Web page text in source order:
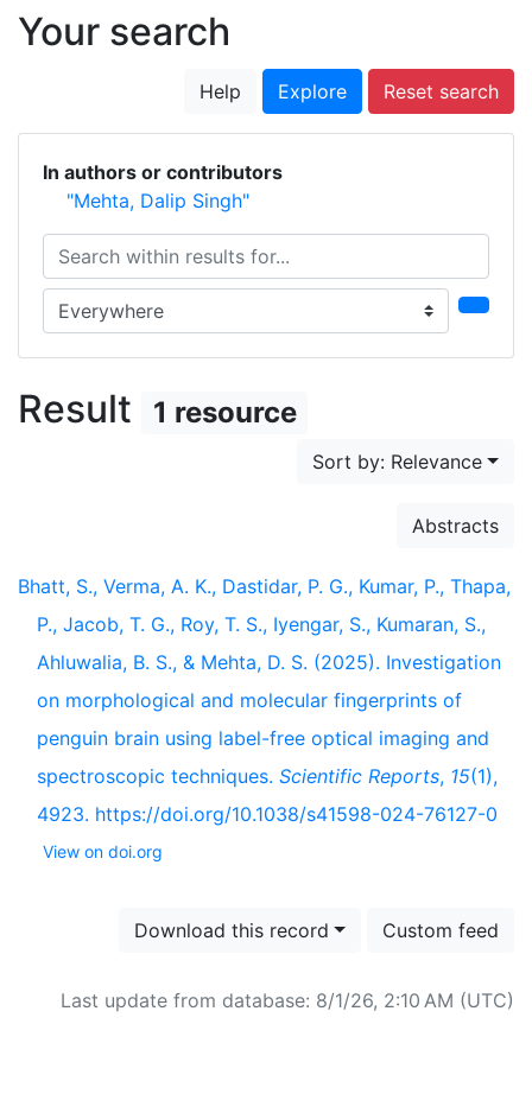
Your search
Help Explore Reset search
In authors or contributors
"Mehta, Dalip Singh"
Search within results for...
Search in...
Result 1 resource
Sort by: Relevance
Abstracts
Bhatt, S., Verma, A. K., Dastidar, P. G., Kumar, P., Thapa,
P., Jacob, T. G., Roy, T. S., Iyengar, S., Kumaran, S.,
Ahluwalia, B. S., & Mehta, D. S. (2025). Investigation
on morphological and molecular fingerprints of
penguin brain using label-free optical imaging and
spectroscopic techniques. Scientific Reports, 15(1),
4923. https://doi.org/10.1038/s41598-024-76127-0
View on doi.org
Download this record Custom feed
Last update from database: 8/1/26, 2:10 AM (UTC)